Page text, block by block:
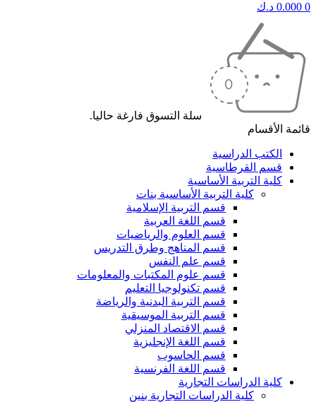
0
0.000 د.ك
سلة التسوق فارغة حاليا.
قائمة الأقسام
الكتب الدراسية
قسم القرطاسية
كلية التربية الأساسية
كلية التربية الأساسية بنات
قسم التربية الإسلامية
قسم اللغة العربية
قسم العلوم والرياضيات
قسم المناهج وطرق التدريس
قسم علم النفس
قسم علوم المكتبات والمعلومات
قسم تكنولوجيا التعليم
قسم التربية البدنية والرياضة
قسم التربية الموسيقية
قسم الاقتصاد المنزلي
قسم اللغة الإنجليزية
قسم الحاسوب
قسم اللغة الفرنسية
كلية الدراسات التجارية
كلية الدراسات التجارية بنين